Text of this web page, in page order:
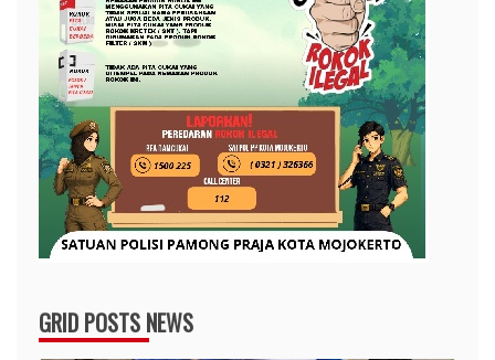
GRID POSTS NEWS